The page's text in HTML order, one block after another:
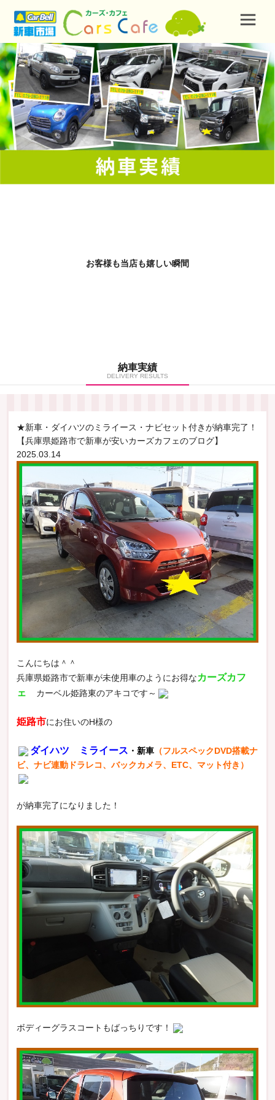
お客様も当店も嬉しい瞬間
納車実績
DELIVERY RESULTS
★新車・ダイハツのミライース・ナビセット付きが納車完了！
【兵庫県姫路市で新車が安いカーズカフェのブログ】
2025.03.14
こんにちは＾＾
兵庫県姫路市で新車が未使用車のようにお得なカーズカフ
ェ
カーベル姫路東のアキコです～
姫路市にお住いのH様の
ダイハツ ミライース ・新車（フルスペックDVD搭載ナ
ビ、ナビ連動ドラレコ、バックカメラ、ETC、マット付き）
が納車完了になりました！
ボディーグラスコートもばっちりです！